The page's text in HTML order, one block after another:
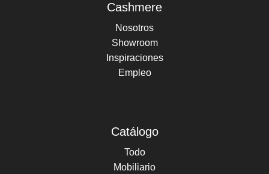
Cashmere
Nosotros
Showroom
Inspiraciones
Empleo
Catálogo
Todo
Mobiliario